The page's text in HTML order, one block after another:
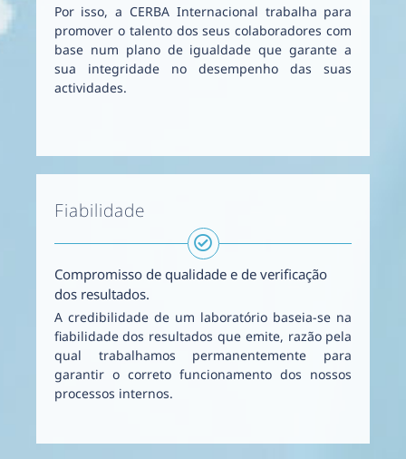
Por isso, a CERBA Internacional trabalha para
promover o talento dos seus colaboradores com
base num plano de igualdade que garante a
sua integridade no desempenho das suas
actividades.
Fiabilidade
Compromisso de qualidade e de verificação
dos resultados.
A credibilidade de um laboratório baseia-se na
fiabilidade dos resultados que emite, razão pela
qual trabalhamos permanentemente para
garantir o correto funcionamento dos nossos
processos internos.